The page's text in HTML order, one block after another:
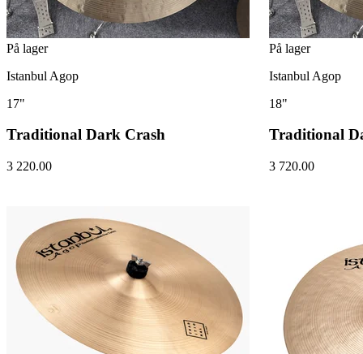
På lager
Istanbul Agop
17"
Traditional Dark Crash
3 220.00
På lager
Istanbul Agop
18"
Traditional
3 720.00